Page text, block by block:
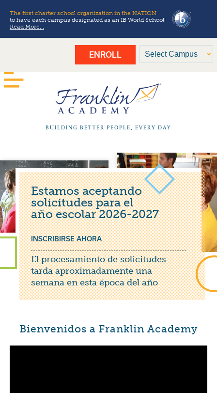
The first charter school organization in the NATION
to have each campus designated as an IB World School!
Read More...
ENROLL
BUILDING BETTER PEOPLE, EVERY DAY
Estamos aceptando
solicitudes para el
año escolar 2026-2027
INSCRIBIRSE AHORA
El procesamiento de solicitudes
tarda aproximadamente una
semana en esta época del año
Bienvenidos a Franklin Academy